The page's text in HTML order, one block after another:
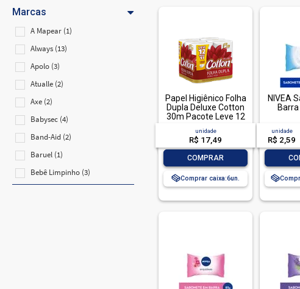
Marcas
A Mapear (1)
Always (13)
Apolo (3)
Atualle (2)
Axe (2)
Babysec (4)
Band-Aid (2)
Baruel (1)
Bebê Limpinho (3)
Papel Higiênico Folha
Dupla Deluxe Cotton
30m Pacote Leve 12
unidade
R$ 17,49
COMPRAR
Comprar caixa:6
NIVEA
unidade
R$ 2,59